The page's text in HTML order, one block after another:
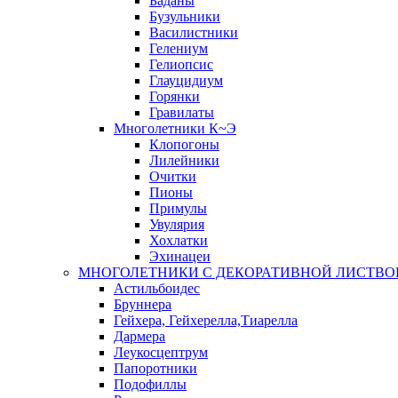
Бузульники
Василистники
Гелениум
Гелиопсис
Глауцидиум
Горянки
Гравилаты
Многолетники К~Э
Клопогоны
Лилейники
Очитки
Пионы
Примулы
Увулярия
Хохлатки
Эхинацеи
МНОГОЛЕТНИКИ С ДЕКОРАТИВНОЙ
Астильбоидес
Бруннера
Гейхера, Гейхерелла,Тиарелла
Дармера
Леукосцептрум
Папоротники
Подофиллы